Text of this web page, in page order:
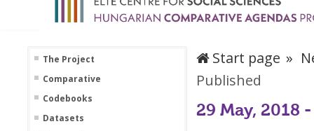
The Project
Comparative
Codebooks
Datasets
Start page
Published
29 May, 2018